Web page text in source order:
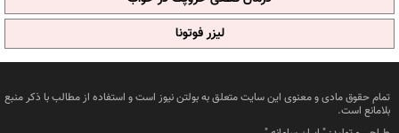
لیزر فوتونا
تمام حقوق مادی و معنوی این سایت متعلق به بولتن نیوز است و استفاده از مطالب با ذکر منبع
بلامانع است.